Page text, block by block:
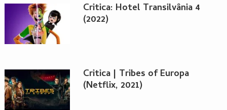
Critica: Hotel Transilvânia 4
(2022)
Critica | Tribes of Europa
(Netflix, 2021)